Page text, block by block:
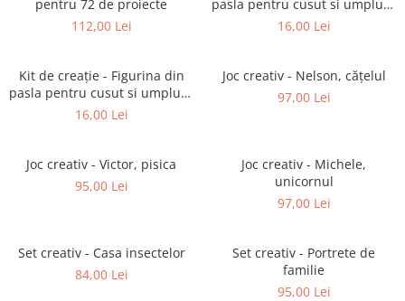
Tablouri diamonds
pentru 72 de proiecte
112,00 Lei
pasla pentru cusut si umplut -
Elefantel
16,00 Lei
Kit de creație - Figurina din
pasla pentru cusut si umplut -
Broscuta
16,00 Lei
Joc creativ - Nelson, cățelul
97,00 Lei
Joc creativ - Victor, pisica
95,00 Lei
Joc creativ - Michele,
unicornul
97,00 Lei
Set creativ - Casa insectelor
84,00 Lei
Set creativ - Portrete de
familie
95,00 Lei